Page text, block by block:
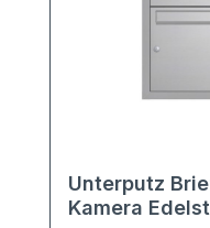
Unterputz
Kamera